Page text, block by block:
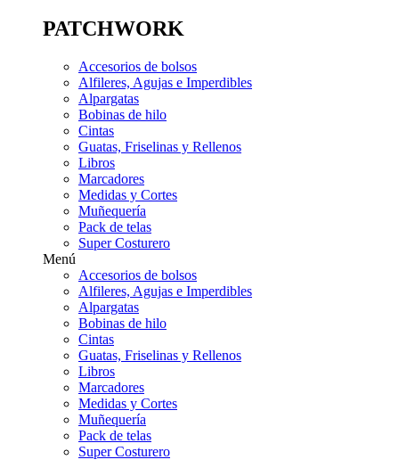
PATCHWORK
Accesorios de bolsos
Alfileres, Agujas e Imperdibles
Alpargatas
Bobinas de hilo
Cintas
Guatas, Friselinas y Rellenos
Libros
Marcadores
Medidas y Cortes
Muñequería
Pack de telas
Super Costurero
Menú
Accesorios de bolsos
Alfileres, Agujas e Imperdibles
Alpargatas
Bobinas de hilo
Cintas
Guatas, Friselinas y Rellenos
Libros
Marcadores
Medidas y Cortes
Muñequería
Pack de telas
Super Costurero